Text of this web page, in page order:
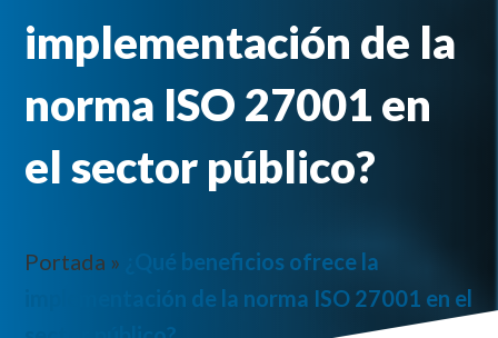
implementación de la
norma ISO 27001 en
el sector público?
Portada »
¿Qué beneficios ofrece la
implementación de la norma ISO 27001 en el